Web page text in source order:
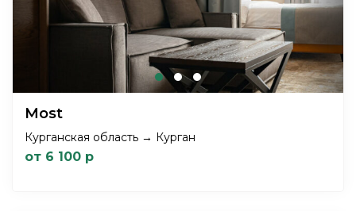
Most
Курганская область → Курган
от 6 100 р